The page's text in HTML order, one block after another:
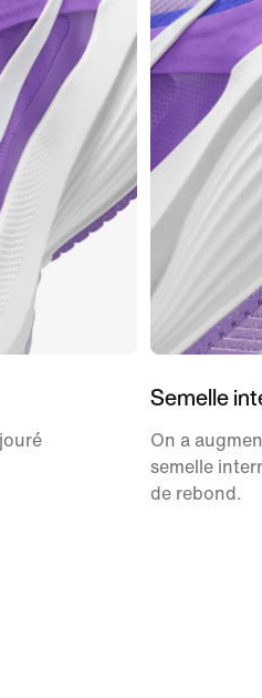
Semelle
On a
semelle
de rebond.